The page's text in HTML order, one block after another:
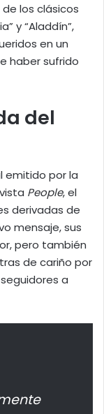
los clásicos
y “Aladdín”,
en un
haber sufrido
del
emitido por la
People, el
derivadas de
mensaje, sus
pero también
de cariño por
a